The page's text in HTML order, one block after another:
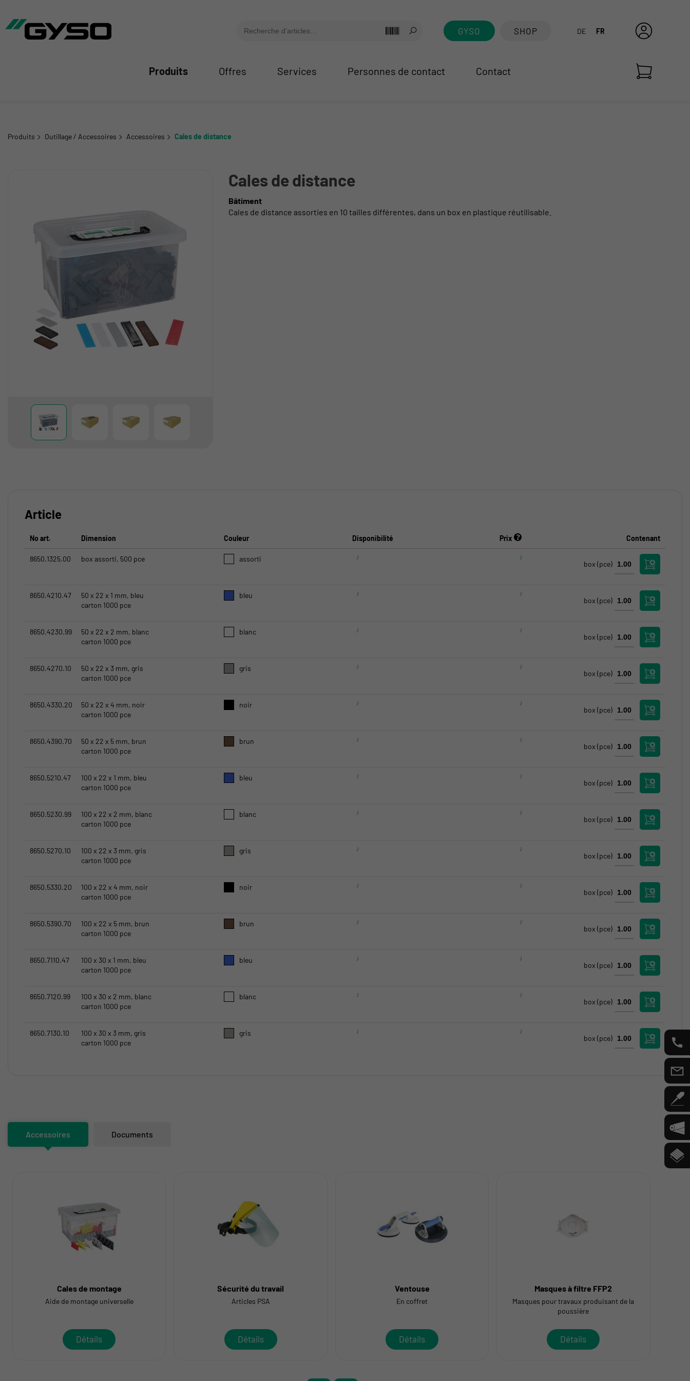
GYSO SHOP DE FR
Produits Offres Services Personnes de contact Contact
Produits Outillage / Accessoires Accessoires Cales de distance
Cales de distance
Bâtiment
Cales de distance assorties en 10 tailles différentes, dans un box en plastique réutilisable.
Article
No art. Dimension Couleur Disponibilité Prix Contenant
8650.1325.00 box assorti, 500 pce assorti
box (pce)
8650.4210.47
50 x 22 x 1 mm, bleu
carton 1000 pce
bleu
box (pce)
8650.4230.99
50 x 22 x 2 mm, blanc
carton 1000 pce
blanc
box (pce)
8650.4270.10
50 x 22 x 3 mm, gris
carton 1000 pce
gris
box (pce)
8650.4330.20
50 x 22 x 4 mm, noir
carton 1000 pce
noir
box (pce)
8650.4390.70
50 x 22 x 5 mm, brun
carton 1000 pce
brun
box (pce)
8650.5210.47
100 x 22 x 1 mm, bleu
carton 1000 pce
bleu
box (pce)
8650.5230.99
100 x 22 x 2 mm, blanc
carton 1000 pce
blanc
box (pce)
8650.5270.10
100 x 22 x 3 mm, gris
carton 1000 pce
gris
box (pce)
8650.5330.20
100 x 22 x 4 mm, noir
carton 1000 pce
noir
box (pce)
8650.5390.70
100 x 22 x 5 mm, brun
carton 1000 pce
brun
box (pce)
8650.7110.47
100 x 30 x 1 mm, bleu
carton 1000 pce
bleu
box (pce)
8650.7120.99
100 x 30 x 2 mm, blanc
carton 1000 pce
blanc
box (pce)
8650.7130.10
100 x 30 x 3 mm, gris
carton 1000 pce
gris
box (pce)
Accessoires Documents
Cales de montage
Aide de montage universelle
Détails
Sécurité du travail
Articles PSA
Détails
Ventouse
En coffret
Détails
Masques à filtre FFP2
Masques pour travaux produisant de la
poussière
Détails